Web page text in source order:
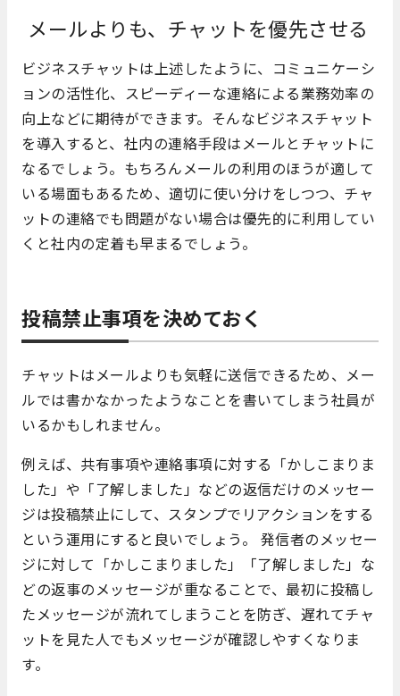
メールよりも、チャットを優先させる
ビジネスチャットは上述したように、コミュニケーシ
ョンの活性化、スピーディーな連絡による業務効率の
向上などに期待ができます。そんなビジネスチャット
を導入すると、社内の連絡手段はメールとチャットに
なるでしょう。もちろんメールの利用のほうが適して
いる場面もあるため、適切に使い分けをしつつ、チャ
ットの連絡でも問題がない場合は優先的に利用してい
くと社内の定着も早まるでしょう。
投稿禁止事項を決めておく
チャットはメールよりも気軽に送信できるため、メー
ルでは書かなかったようなことを書いてしまう社員が
いるかもしれません。
例えば、共有事項や連絡事項に対する「かしこまりま
した」や「了解しました」などの返信だけのメッセー
ジは投稿禁止にして、スタンプでリアクションをする
という運用にすると良いでしょう。 発信者のメッセー
ジに対して「かしこまりました」「了解しました」な
どの返事のメッセージが重なることで、最初に投稿し
たメッセージが流れてしまうことを防ぎ、遅れてチャ
ットを見た人でもメッセージが確認しやすくなりま
す。